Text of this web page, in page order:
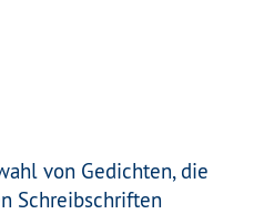
von Gedichten, die
Schreibschriften